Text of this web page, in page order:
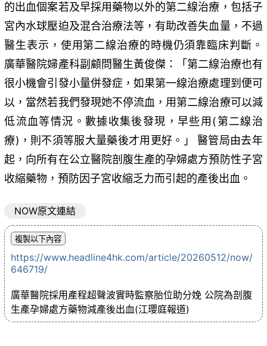
的出血個案若及早採用藥物以外的第二線治療，包括子
宮內水球壓迫及混合治療法等，有助改善失血量，不過
醫生表示，使用第二線治療的時機仍須靠臨床判斷。
廣華醫院婦產科副顧問醫生黃俊傑：「第二線治療也有
很小機會引發小量併發症，如果第一線治療處理到便可
以，當然若我們發現她不停流血，用第二線治療可以減
低流血等情況。數據收集後發現，早些用(第二線治
療)，則不須等服大量藥後才用更好。」 醫管局由去年
起，向所有在公立醫院剖腹生產的孕婦處方預防性子宮
收縮藥物，預防因子宮收縮乏力而引起的產後出血。
NOW原文連結
https://www.headline4hk.com/article/20260512/now/
646719/
廣華醫院採用產程超聲波實時監察胎位助分娩 公院為剖腹
生產孕婦處方藥物減產後出血(江瓔庭報道)